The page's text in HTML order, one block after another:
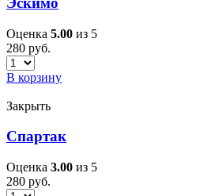
Оценка 5.00 из 5
280 руб.
В корзину
Закрыть
Спартак
Оценка 3.00 из 5
280 руб.